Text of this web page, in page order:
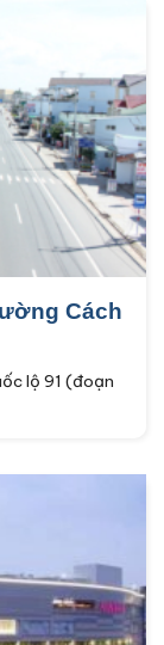
Cách
lộ 91 (đoạn